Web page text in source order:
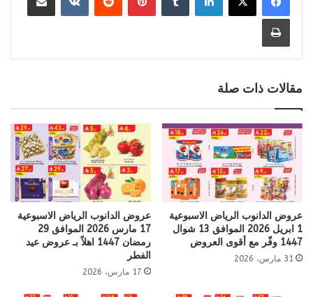
طباعة
مقالات ذات صلة
عروض الدانوب الرياض الاسبوعية
1 ابريل 2026 الموافق 13 شوال
1447 وفّر مع أقوى العروض
31 مارس، 2026
عروض الدانوب الرياض الاسبوعية
17 مارس 2026 الموافق 29
رمضان 1447 اهلاً بـ عروض عيد
الفطر
17 مارس، 2026